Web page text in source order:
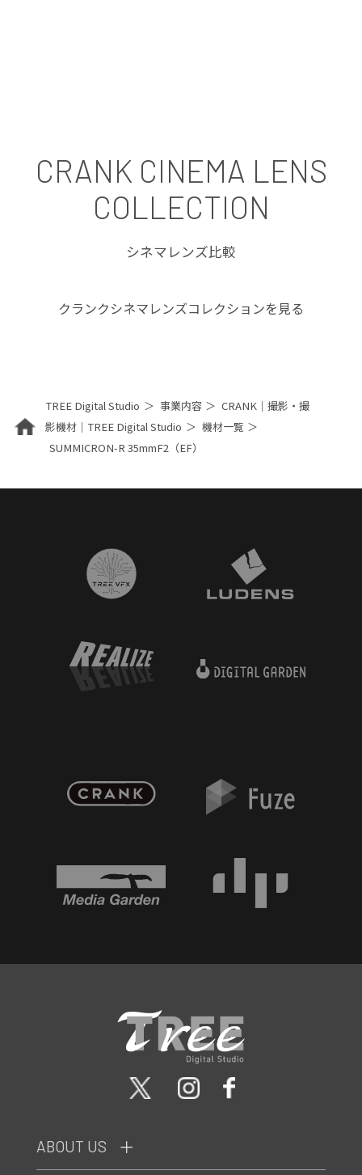
CRANK CINEMA LENS
COLLECTION
シネマレンズ比較
クランクシネマレンズコレクションを見る
TREE Digital Studio 事業内容
CRANK｜撮影・撮
影機材｜TREE Digital Studio
機材一覧
SUMMICRON-R 35mmF2（EF）
ABOUT US